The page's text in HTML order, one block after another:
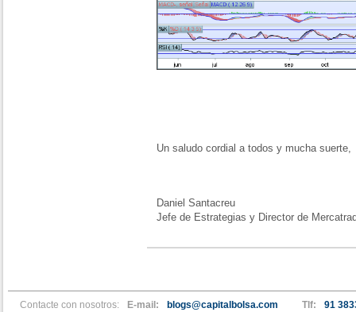
Un saludo cordial a todos y mucha suerte,
Daniel Santacreu
Jefe de Estrategias y Director de
Contacte con nosotros: E-mail: blogs@capitalbolsa.com Tlf: 91